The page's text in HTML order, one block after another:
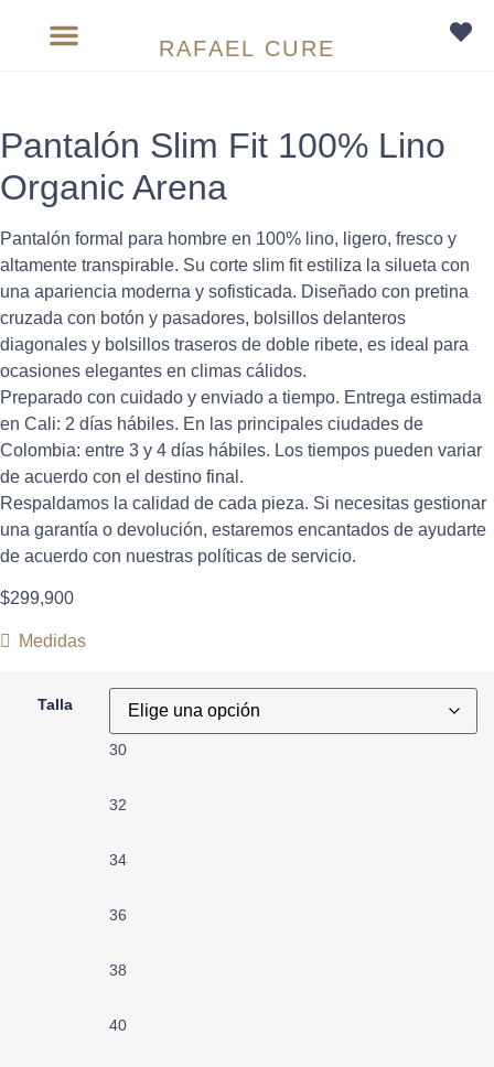
RAFAEL CURE
Pantalón Slim Fit 100% Lino
Organic Arena
Pantalón formal para hombre en 100% lino, ligero, fresco y
altamente transpirable. Su corte slim fit estiliza la silueta con
una apariencia moderna y sofisticada. Diseñado con pretina
cruzada con botón y pasadores, bolsillos delanteros
diagonales y bolsillos traseros de doble ribete, es ideal para
ocasiones elegantes en climas cálidos.
Preparado con cuidado y enviado a tiempo. Entrega estimada
en Cali: 2 días hábiles. En las principales ciudades de
Colombia: entre 3 y 4 días hábiles. Los tiempos pueden variar
de acuerdo con el destino final.
Respaldamos la calidad de cada pieza. Si necesitas gestionar
una garantía o devolución, estaremos encantados de ayudarte
de acuerdo con nuestras políticas de servicio.
$299,900
Medidas
Talla
30
32
34
36
38
40